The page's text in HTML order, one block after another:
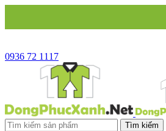
0936 72 1117
Tìm kiếm